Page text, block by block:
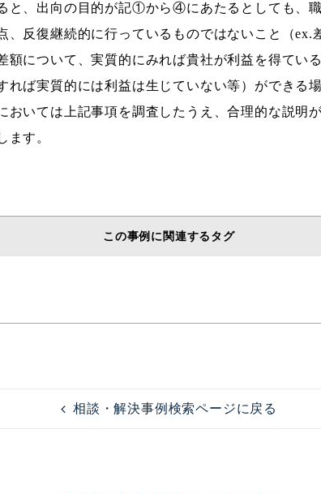
と、出向の目的が記①から④にあたるとしても、
反復継続的に行っているものではないこと（
について、実質的にみれば貴社が利益を得てい
ば実質的には利益は生じていない等）ができる
おいては上記事項を調査したうえ、合理的な説明
ます。
この事例に関連するタグ
相談・解決事例検索ページに戻る